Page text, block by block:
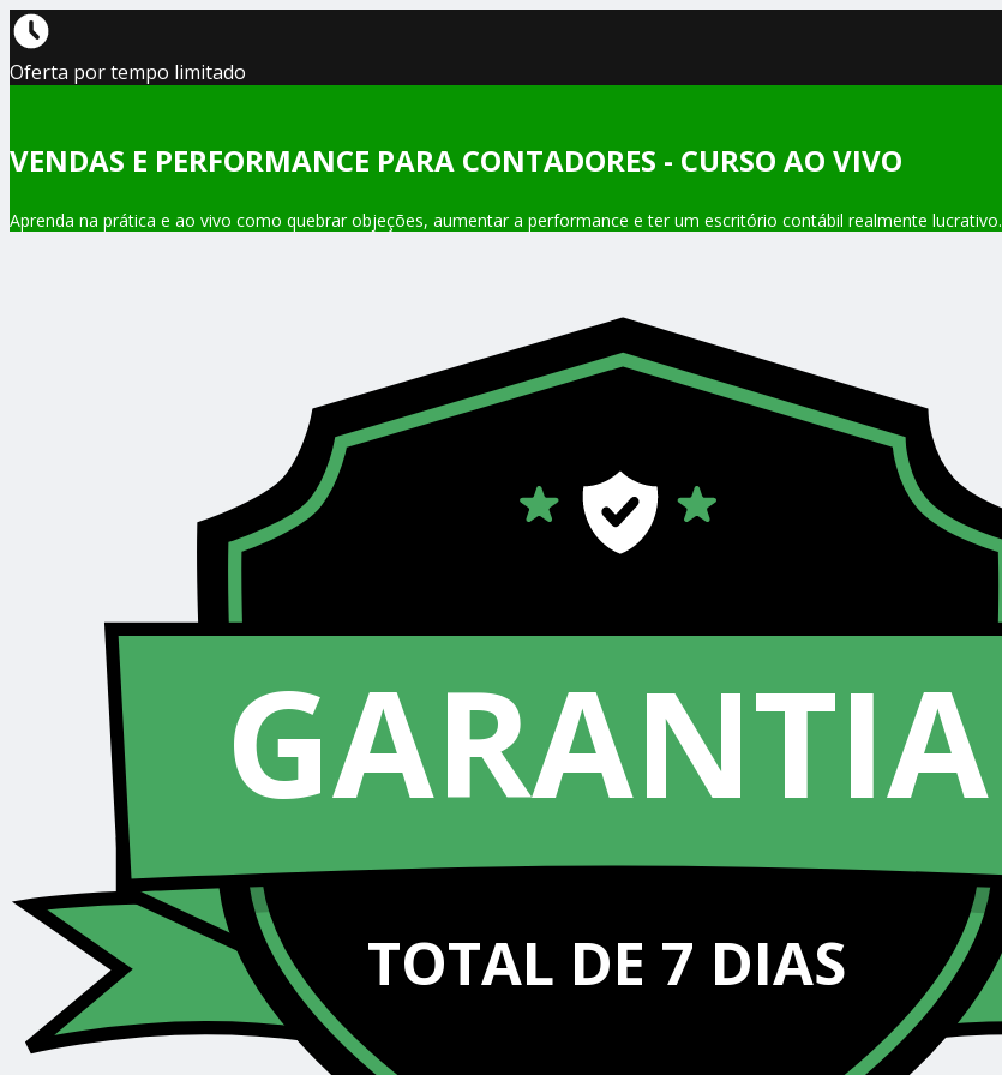
Oferta por tempo limitado
VENDAS E PERFORMANCE PARA CONTADORES - CURSO AO VIVO
Aprenda na prática e ao vivo como quebrar objeções, aumentar a performance e ter um escritório contábil realmente lucrativo.
GARANTIA
TOTAL DE 7 DIAS